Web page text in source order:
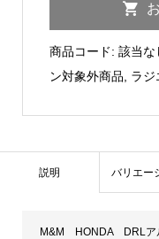
Radiator/
商品コード: 該当な
ン対象外商品
ラジ
説明 バリエー
M&M HONDA DRLア